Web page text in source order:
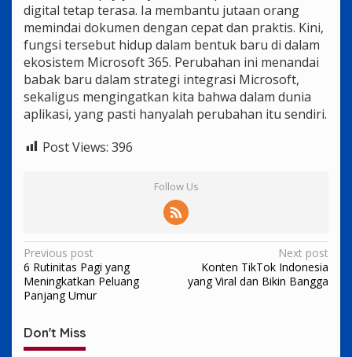
digital tetap terasa. Ia membantu jutaan orang
memindai dokumen dengan cepat dan praktis. Kini,
fungsi tersebut hidup dalam bentuk baru di dalam
ekosistem Microsoft 365. Perubahan ini menandai
babak baru dalam strategi integrasi Microsoft,
sekaligus mengingatkan kita bahwa dalam dunia
aplikasi, yang pasti hanyalah perubahan itu sendiri.
Post Views: 396
Follow Us
Post
navigation
Previous post
6 Rutinitas Pagi yang
Meningkatkan Peluang
Panjang Umur
Next post
Konten TikTok Indonesia
yang Viral dan Bikin Bangga
Don't Miss